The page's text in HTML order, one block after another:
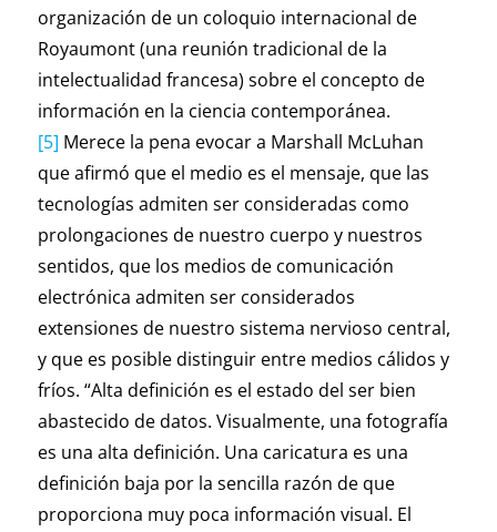
organización de un coloquio internacional de
Royaumont (una reunión tradicional de la
intelectualidad francesa) sobre el concepto de
información en la ciencia contemporánea.
[5] Merece la pena evocar a Marshall McLuhan
que afirmó que el medio es el mensaje, que las
tecnologías admiten ser consideradas como
prolongaciones de nuestro cuerpo y nuestros
sentidos, que los medios de comunicación
electrónica admiten ser considerados
extensiones de nuestro sistema nervioso central,
y que es posible distinguir entre medios cálidos y
fríos. “Alta definición es el estado del ser bien
abastecido de datos. Visualmente, una fotografía
es una alta definición. Una caricatura es una
definición baja por la sencilla razón de que
proporciona muy poca información visual. El